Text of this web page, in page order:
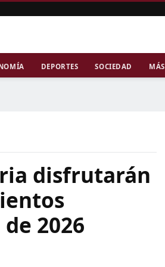
DEPORTES SOCIEDAD MÁS
disfrutarán
2026